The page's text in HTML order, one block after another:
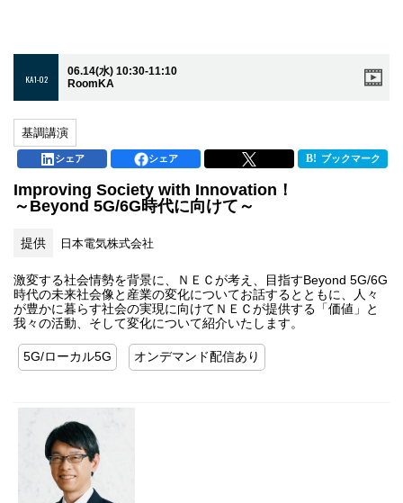
KA1-02
06.14(水) 10:30-11:10
RoomKA
基調講演
シェア シェア ブックマーク
Improving Society with Innovation！
～Beyond 5G/6G時代に向けて～
提供 日本電気株式会社
激変する社会情勢を背景に、ＮＥＣが考え、目指すBeyond 5G/6G
時代の未来社会像と産業の変化についてお話するとともに、人々
が豊かに暮らす社会の実現に向けてＮＥＣが提供する「価値」と
我々の活動、そして変化について紹介いたします。
5G/ローカル5G オンデマンド配信あり